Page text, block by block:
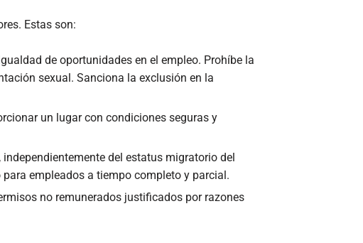
Estas son:
de oportunidades en el empleo. Prohíbe la
sexual. Sanciona la exclusión en la
un lugar con condiciones seguras y
del estatus migratorio del
empleados a tiempo completo y parcial.
no remunerados justificados por razones